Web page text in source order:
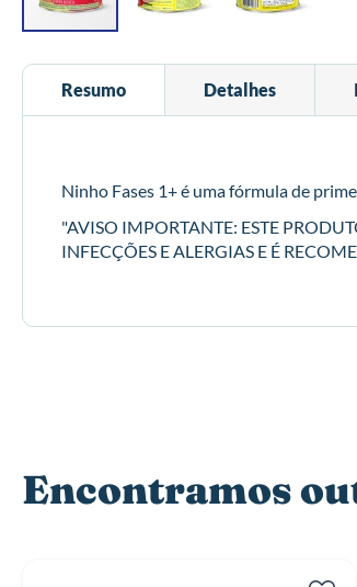
para
início
Resumo
Ninho Fases 1+ é uma fórmula de
"AVISO IMPORTANTE: ESTE
INFECÇÕES E ALERGIAS E É
Detalhes
Encontramos